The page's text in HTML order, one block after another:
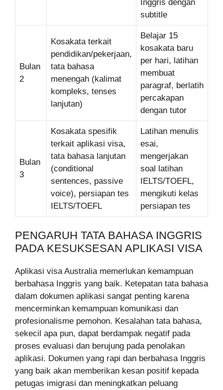
Inggris dengan
subtitle
Bulan
2
Kosakata terkait
pendidikan/pekerjaan,
tata bahasa
menengah (kalimat
kompleks, tenses
lanjutan)
Belajar 15
kosakata baru
per hari, latihan
membuat
paragraf, berlatih
percakapan
dengan tutor
Bulan
3
Kosakata spesifik
terkait aplikasi visa,
tata bahasa lanjutan
(conditional
sentences, passive
voice), persiapan tes
IELTS/TOEFL
Latihan menulis
esai,
mengerjakan
soal latihan
IELTS/TOEFL,
mengikuti kelas
persiapan tes
PENGARUH TATA BAHASA INGGRIS
PADA KESUKSESAN APLIKASI VISA
Aplikasi visa Australia memerlukan kemampuan
berbahasa Inggris yang baik. Ketepatan tata bahasa
dalam dokumen aplikasi sangat penting karena
mencerminkan kemampuan komunikasi dan
profesionalisme pemohon. Kesalahan tata bahasa,
sekecil apa pun, dapat berdampak negatif pada
proses evaluasi dan berujung pada penolakan
aplikasi. Dokumen yang rapi dan berbahasa Inggris
yang baik akan memberikan kesan positif kepada
petugas imigrasi dan meningkatkan peluang